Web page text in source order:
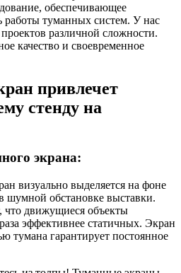
обеспечивающее
работы туманных систем. У нас
различной сложности.
качество и своевременное
привлечет
стенду на
экрана:
визуально выделяется на фоне
шумной обстановке выставки.
что движущиеся объекты
эффективнее статичных. Экран
тумана гарантирует постоянное